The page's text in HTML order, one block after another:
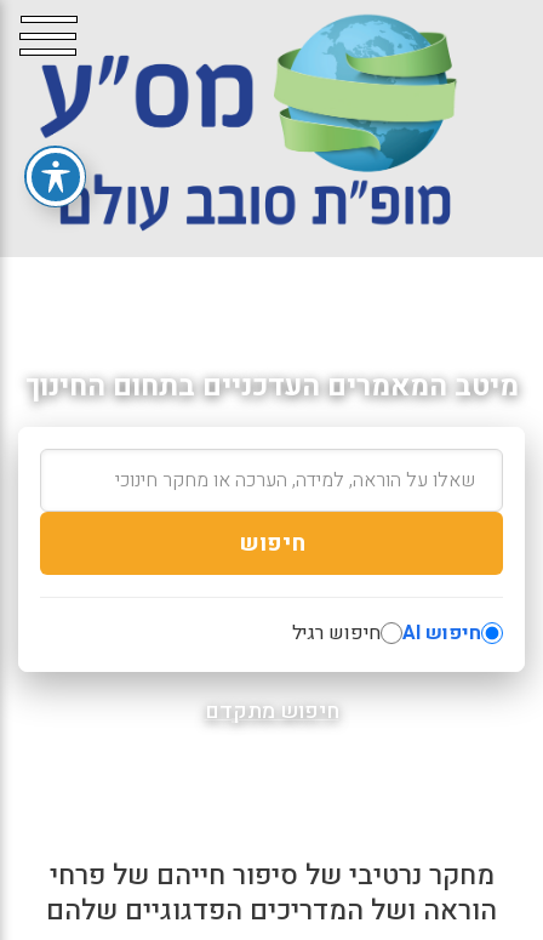
מיטב המאמרים העדכניים בתחום החינוך
חיפוש
חיפוש AI חיפוש רגיל
חיפוש מתקדם
מחקר נרטיבי של סיפור חייהם של פרחי
הוראה ושל המדריכים הפדגוגיים שלהם